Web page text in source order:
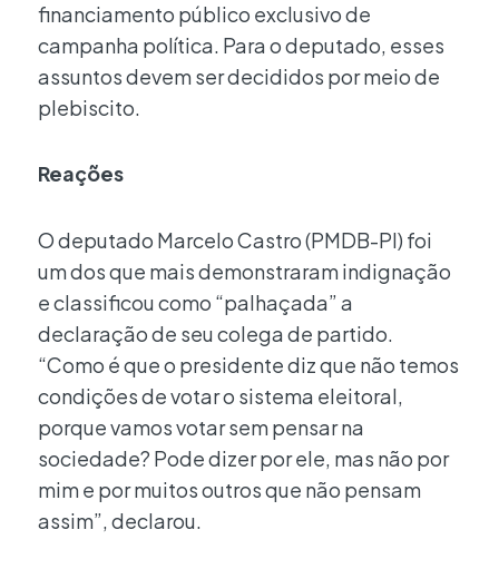
financiamento público exclusivo de
campanha política. Para o deputado, esses
assuntos devem ser decididos por meio de
plebiscito.
Reações
O deputado Marcelo Castro (PMDB-PI) foi
um dos que mais demonstraram indignação
e classificou como “palhaçada” a
declaração de seu colega de partido.
“Como é que o presidente diz que não temos
condições de votar o sistema eleitoral,
porque vamos votar sem pensar na
sociedade? Pode dizer por ele, mas não por
mim e por muitos outros que não pensam
assim”, declarou.